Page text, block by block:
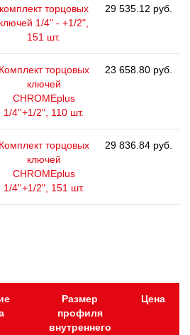
комплект торцовых
ключей 1/4" - +1/2",
151 шт.
29 535.12 руб.
Комплект торцовых
ключей
CHROMEplus
1/4''+1/2", 110 шт.
23 658.80 руб.
Комплект торцовых
ключей
CHROMEplus
1/4''+1/2", 151 шт.
29 836.84 руб.
Размер
профиля
внутреннего
Цена